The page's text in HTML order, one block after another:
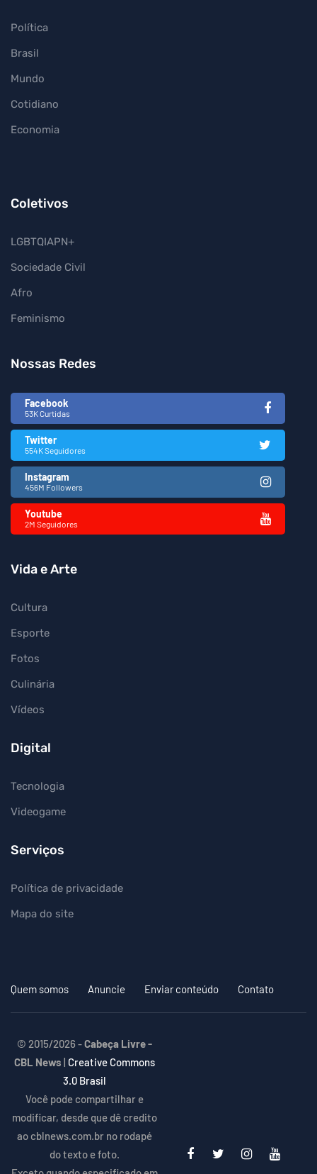
Política
Brasil
Mundo
Cotidiano
Economia
Coletivos
LGBTQIAPN+
Sociedade Civil
Afro
Feminismo
Nossas Redes
Facebook
53K Curtidas
Twitter
554K Seguidores
Instagram
456M Followers
Youtube
2M Seguidores
Vida e Arte
Cultura
Esporte
Fotos
Culinária
Vídeos
Digital
Tecnologia
Videogame
Serviços
Política de privacidade
Mapa do site
Quem somos Anuncie Enviar conteúdo Contato
© 2015/2026 -Cabeça Livre -
CBL News | Creative Commons
3.0 Brasil
Você pode compartilhar e
modificar, desde que dê credito
ao cblnews.com.br no rodapé
do texto e foto.